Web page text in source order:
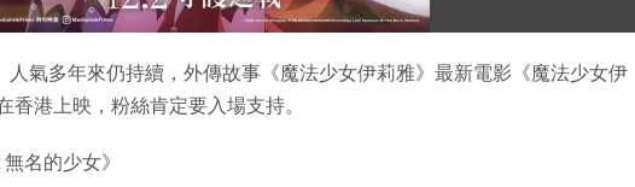
人氣多年來仍持續，外傳故事《魔法少女伊莉雅》最新電影《魔法少女伊
香港上映，粉絲肯定要入場支持。
名的少女》